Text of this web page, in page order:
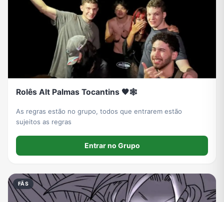
Rolês Alt Palmas Tocantins 🖤🕸️
As regras estão no grupo, todos que entrarem estão
sujeitos as regras
Entrar no Grupo
FÃS